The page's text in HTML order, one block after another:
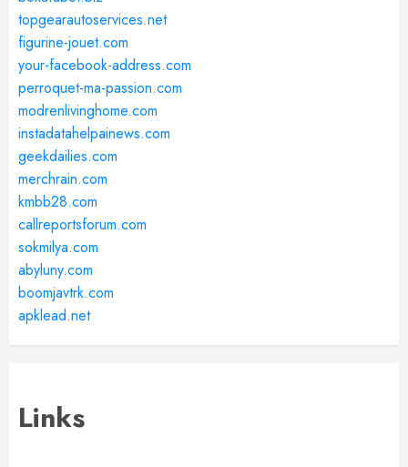
topgearautoservices.net
figurine-jouet.com
your-facebook-address.com
perroquet-ma-passion.com
modrenlivinghome.com
instadatahelpainews.com
geekdailies.com
merchrain.com
kmbb28.com
callreportsforum.com
sokmilya.com
abyluny.com
boomjavtrk.com
apklead.net
Links